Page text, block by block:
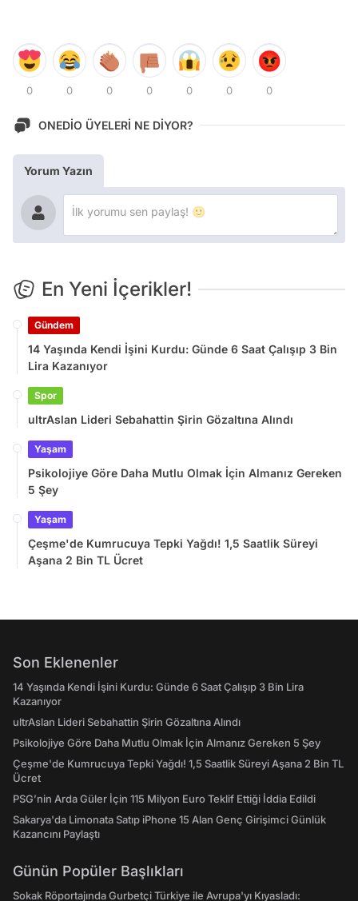
0 0 0 0 0 0 0
ONEDİO ÜYELERİ NE DİYOR?
Yorum Yazın
En Yeni İçerikler!
Gündem
14 Yaşında Kendi İşini Kurdu: Günde 6 Saat Çalışıp 3 Bin
Lira Kazanıyor
Spor
ultrAslan Lideri Sebahattin Şirin Gözaltına Alındı
Yaşam
Psikolojiye Göre Daha Mutlu Olmak İçin Almanız Gereken
5 Şey
Yaşam
Çeşme'de Kumrucuya Tepki Yağdı! 1,5 Saatlik Süreyi
Aşana 2 Bin TL Ücret
Son Eklenenler
14 Yaşında Kendi İşini Kurdu: Günde 6 Saat Çalışıp 3 Bin Lira
Kazanıyor
ultrAslan Lideri Sebahattin Şirin Gözaltına Alındı
Psikolojiye Göre Daha Mutlu Olmak İçin Almanız Gereken 5 Şey
Çeşme'de Kumrucuya Tepki Yağdı! 1,5 Saatlik Süreyi Aşana 2 Bin TL
Ücret
PSG’nin Arda Güler İçin 115 Milyon Euro Teklif Ettiği İddia Edildi
Sakarya'da Limonata Satıp iPhone 15 Alan Genç Girişimci Günlük
Kazancını Paylaştı
Günün Popüler Başlıkları
Sokak Röportajında Gurbetçi Türkiye ile Avrupa'yı Kıyasladı: